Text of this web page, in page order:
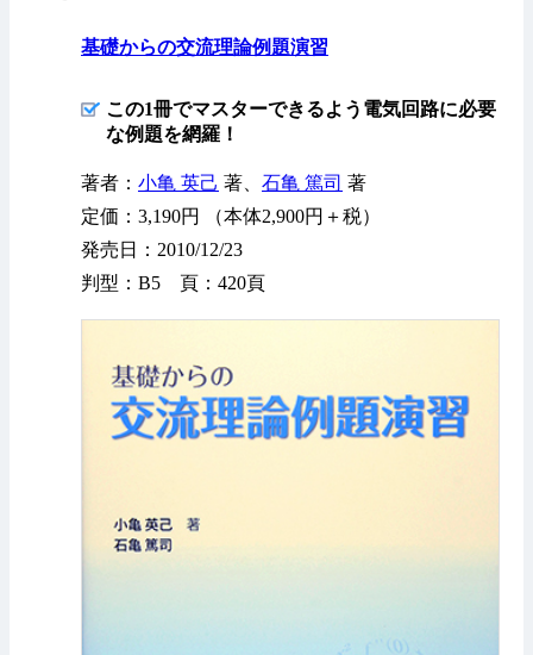
基礎からの交流理論例題演習
この1冊でマスターできるよう電気回路に必要
な例題を網羅！
著者： 小亀 英己 著、 石亀 篤司 著
定価：3,190円 （本体2,900円＋税）
発売日：2010/12/23
判型：B5 頁：420頁